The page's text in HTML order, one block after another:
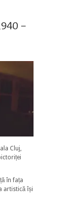
–
Cluj,
în fața
artistică își